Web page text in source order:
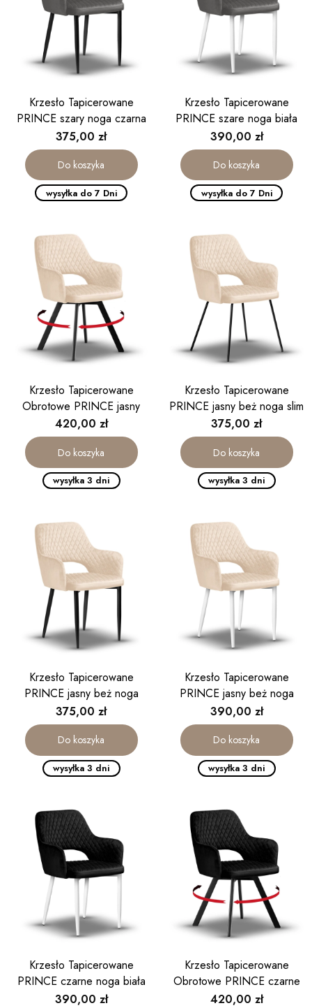
Krzesło Tapicerowane
PRINCE szary noga czarna
Cena
375,00 zł
Do koszyka
wysyłka do 7 Dni
Krzesło Tapicerowane
PRINCE szare noga biała
Cena
390,00 zł
Do koszyka
wysyłka do 7 Dni
Krzesło Tapicerowane
Obrotowe PRINCE jasny
beż
Cena
420,00 zł
Do koszyka
wysyłka 3 dni
Krzesło Tapicerowane
PRINCE jasny beż noga slim
Cena
375,00 zł
Do koszyka
wysyłka 3 dni
Krzesło Tapicerowane
PRINCE jasny beż noga
czarna
Cena
375,00 zł
Do koszyka
wysyłka 3 dni
Krzesło Tapicerowane
PRINCE jasny beż noga
biała
Cena
390,00 zł
Do koszyka
wysyłka 3 dni
Krzesło Tapicerowane
PRINCE czarne noga biała
Cena
390,00 zł
Krzesło Tapicerowane
Obrotowe PRINCE czarne
Cena
420,00 zł